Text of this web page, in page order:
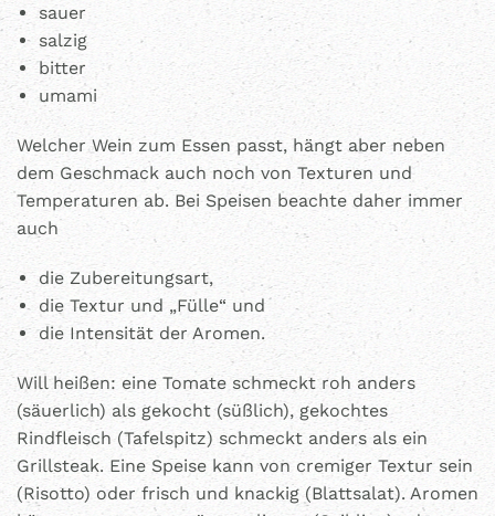
sauer
salzig
bitter
umami
Welcher Wein zum Essen passt, hängt aber neben
dem Geschmack auch noch von Texturen und
Temperaturen ab. Bei Speisen beachte daher immer
auch
die Zubereitungsart,
die Textur und „Fülle“ und
die Intensität der Aromen.
Will heißen: eine Tomate schmeckt roh anders
(säuerlich) als gekocht (süßlich), gekochtes
Rindfleisch (Tafelspitz) schmeckt anders als ein
Grillsteak. Eine Speise kann von cremiger Textur sein
(Risotto) oder frisch und knackig (Blattsalat). Aromen